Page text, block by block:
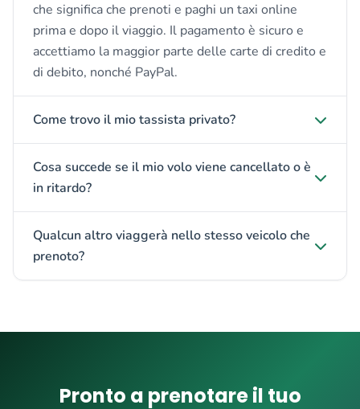
che significa che prenoti e paghi un taxi online
prima e dopo il viaggio. Il pagamento è sicuro e
accettiamo la maggior parte delle carte di credito e
di debito, nonché PayPal.
Come trovo il mio tassista privato?
Cosa succede se il mio volo viene cancellato o è
in ritardo?
Qualcun altro viaggerà nello stesso veicolo che
prenoto?
Pronto a prenotare il tuo